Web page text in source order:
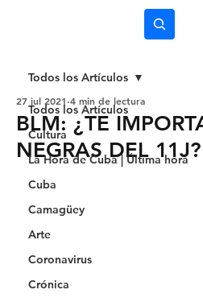
Todos los Artículos
Cultura
La Hora de Cuba | Última hora
Cuba
Camagüey
Arte
Coronavirus
Crónica
Todos los Artículos
BLM: ¿TE
NEGRAS DEL 11J?
27 jul 2021 4 min de lectura